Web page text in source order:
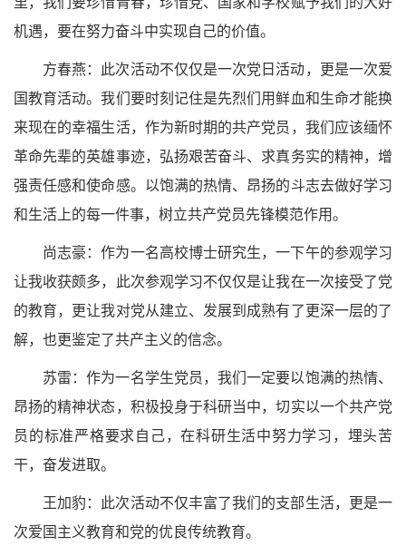
机遇，要在努力奋斗中实现自己的价值。
方春燕：此次活动不仅仅是一次党日活动，更是一次爱
国教育活动。我们要时刻记住是先烈们用鲜血和生命才能换
来现在的幸福生活，作为新时期的共产党员，我们应该缅怀
革命先辈的英雄事迹，弘扬艰苦奋斗、求真务实的精神，增
强责任感和使命感。以饱满的热情、昂扬的斗志去做好学习
和生活上的每一件事，树立共产党员先锋模范作用。
尚志豪：作为一名高校博士研究生，一下午的参观学习
让我收获颇多，此次参观学习不仅仅是让我在一次接受了党
的教育，更让我对党从建立、发展到成熟有了更深一层的了
解，也更鉴定了共产主义的信念。
苏雷：作为一名学生党员，我们一定要以饱满的热情、
昂扬的精神状态，积极投身于科研当中，切实以一个共产党
员的标准严格要求自己，在科研生活中努力学习，埋头苦
干，奋发进取。
王加豹：此次活动不仅丰富了我们的支部生活，更是一
次爱国主义教育和党的优良传统教育。